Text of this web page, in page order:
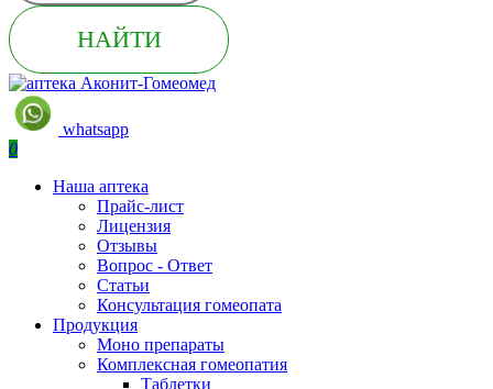
НАЙТИ
whatsapp
0
Наша аптека
Прайс-лист
Лицензия
Отзывы
Вопрос - Ответ
Статьи
Консультация гомеопата
Продукция
Моно препараты
Комплексная гомеопатия
Таблетки